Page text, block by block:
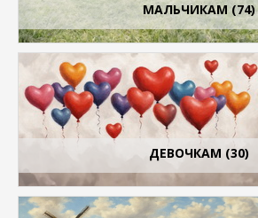
МАЛЬЧИКАМ (74)
ДЕВОЧКАМ (30)